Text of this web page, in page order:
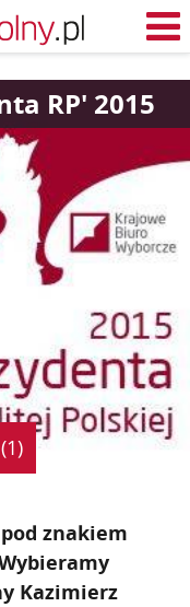
RP' 2015
znakiem
Kazimierz